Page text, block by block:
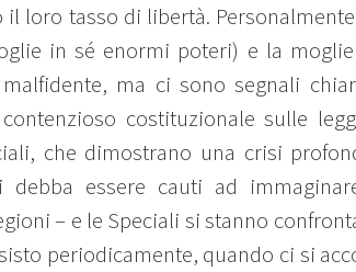
loro tasso di libertà.
in sé enormi poteri) e la
ma ci sono segnali
costituzionale sulle
che dimostrano una crisi
essere cauti ad
– e le Speciali si stanno
periodicamente, quando ci si